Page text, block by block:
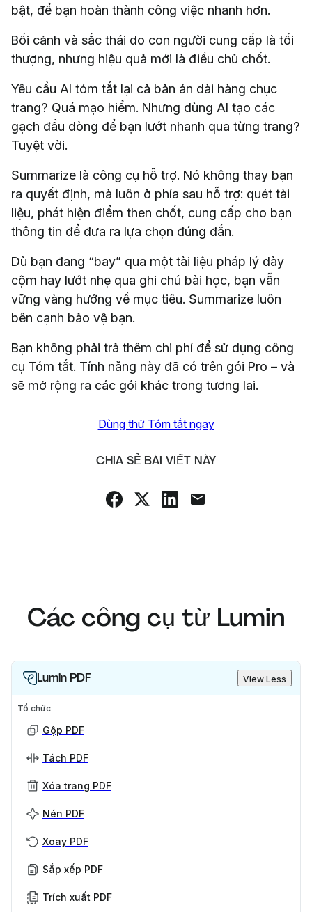
bật, để bạn hoàn thành công việc nhanh hơn.
Bối cảnh và sắc thái do con người cung cấp là tối
thượng, nhưng hiệu quả mới là điều chủ chốt.
Yêu cầu AI tóm tắt lại cả bản án dài hàng chục
trang? Quá mạo hiểm. Nhưng dùng AI tạo các
gạch đầu dòng để bạn lướt nhanh qua từng trang?
Tuyệt vời.
Summarize là công cụ hỗ trợ. Nó không thay bạn
ra quyết định, mà luôn ở phía sau hỗ trợ: quét tài
liệu, phát hiện điểm then chốt, cung cấp cho bạn
thông tin để đưa ra lựa chọn đúng đắn.
Dù bạn đang “bay” qua một tài liệu pháp lý dày
cộm hay lướt nhẹ qua ghi chú bài học, bạn vẫn
vững vàng hướng về mục tiêu. Summarize luôn
bên cạnh bảo vệ bạn.
Bạn không phải trả thêm chi phí để sử dụng công
cụ Tóm tắt. Tính năng này đã có trên gói Pro – và
sẽ mở rộng ra các gói khác trong tương lai.
Dùng thử Tóm tắt ngay
CHIA SẺ BÀI VIẾT NÀY
Các công cụ từ Lumin
Lumin PDF View Less
Tổ chức
Gộp PDF
Tách PDF
Xóa trang PDF
Nén PDF
Xoay PDF
Sắp xếp PDF
Trích xuất PDF